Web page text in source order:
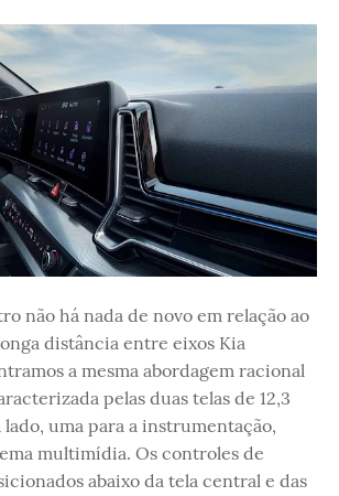
não há nada de novo em relação ao
distância entre eixos Kia
a mesma abordagem racional
pelas duas telas de 12,3
lado, uma para a instrumentação,
multimídia. Os controles de
abaixo da tela central e das